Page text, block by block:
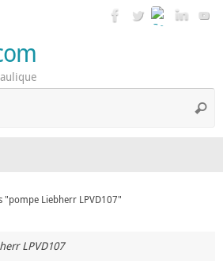
"pompe Liebherr LPVD107"
LPVD107